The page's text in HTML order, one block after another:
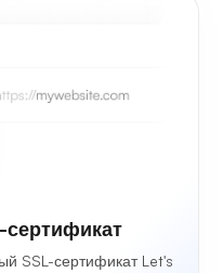
сертификат
SSL-сертификат Let's